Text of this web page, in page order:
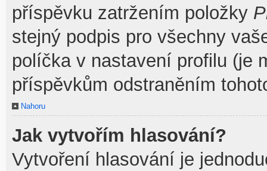
příspěvku zatržením položky
stejný podpis pro všechny
políčka v nastavení profilu (je
příspěvkům odstraněním
Nahoru
Jak vytvořím hlasování?
Vytvoření hlasování je